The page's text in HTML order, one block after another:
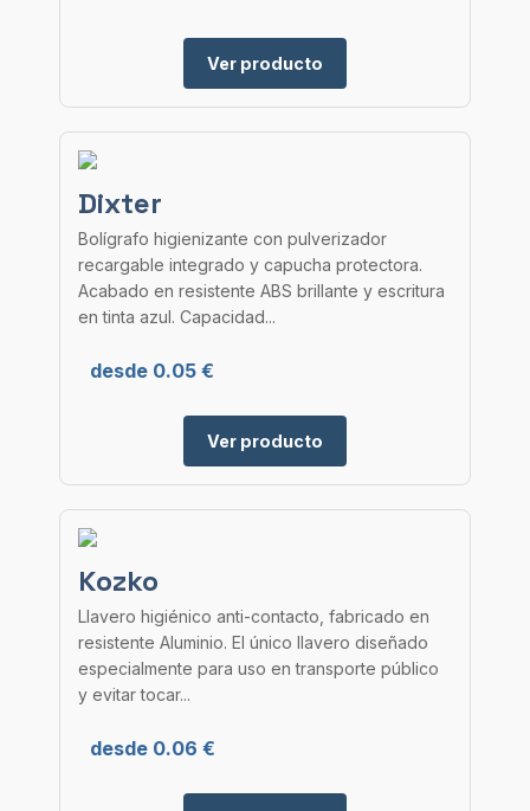
Ver producto
Dixter
Bolígrafo higienizante con pulverizador
recargable integrado y capucha protectora.
Acabado en resistente ABS brillante y escritura
en tinta azul. Capacidad...
desde 0.05 €
Ver producto
Kozko
Llavero higiénico anti-contacto, fabricado en
resistente Aluminio. El único llavero diseñado
especialmente para uso en transporte público
y evitar tocar...
desde 0.06 €